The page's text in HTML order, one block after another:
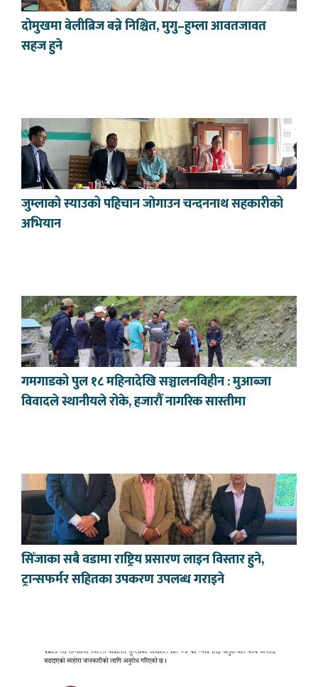
दोमुखमा बेलीब्रिज बन्ने निश्चित, मुगु–हुम्ला आवतजावत
सहज हुने
जुम्लाको स्याउको पहिचान जोगाउन चन्दननाथ सहकारीको
अभियान
गमगाडको पुल १८ महिनादेखि सञ्चालनविहीन : मुआब्जा
विवादले स्थानीयले रोके, हजारौँ नागरिक सास्तीमा
सिँजाका सबै वडामा राष्ट्रिय प्रसारण लाइन विस्तार हुने,
ट्रान्सफर्मर सहितका उपकरण उपलब्ध गराइने